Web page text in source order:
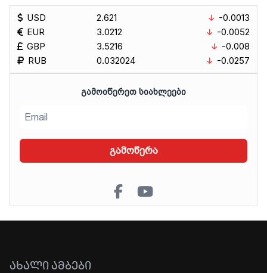
USD
EUR
GBP
RUB
2.621
3.0212
3.5216
0.032024
-0.0013
-0.0052
-0.008
-0.0257
ᲒᲐᲛᲝᲘᲬᲔᲠᲔᲗ ᲡᲘᲐᲮᲚᲔᲔᲑᲘ
გამოწერა
ᲐᲮᲐᲚᲘ ᲐᲛᲑᲔᲑᲘ